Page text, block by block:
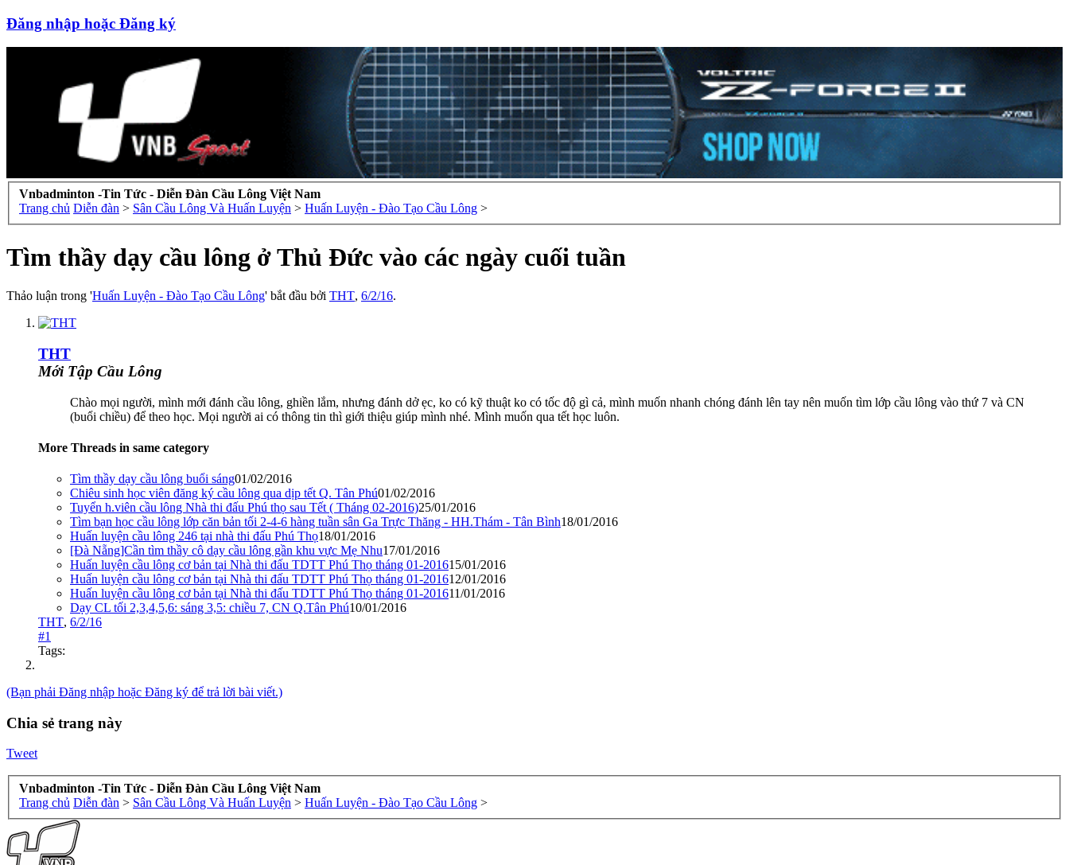
Đăng nhập hoặc Đăng ký
Vnbadminton -Tin Tức - Diễn Đàn Cầu Lông Việt Nam
Trang chủ Diễn đàn > Sân Cầu Lông Và Huấn Luyện > Huấn Luyện - Đào Tạo Cầu Lông >
Tìm thầy dạy cầu lông ở Thủ Đức vào các ngày cuối tuần
Thảo luận trong 'Huấn Luyện - Đào Tạo Cầu Lông' bắt đầu bởi THT, 6/2/16.
THT
Mới Tập Cầu Lông
Chào mọi người, mình mới đánh cầu lông, ghiền lắm, nhưng đánh dở ẹc, ko có kỹ thuật ko có tốc độ gì cả, mình muốn nhanh chóng đánh lên tay nên muốn tìm lớp cầu lông vào thứ 7 và CN
(buổi chiều) để theo học. Mọi người ai có thông tin thì giới thiệu giúp mình nhé. Mình muốn qua tết học luôn.
More Threads in same category
Tìm thầy dạy cầu lông buổi sáng01/02/2016
Chiêu sinh học viên đăng ký cầu lông qua dịp tết Q. Tân Phú01/02/2016
Tuyển h.viên cầu lông Nhà thi đấu Phú thọ sau Tết ( Tháng 02-2016)25/01/2016
Tìm bạn học cầu lông lớp căn bản tối 2-4-6 hàng tuần sân Ga Trực Thăng - HH.Thám - Tân Bình18/01/2016
Huấn luyện cầu lông 246 tại nhà thi đấu Phú Thọ18/01/2016
[Đà Nẵng]Cần tìm thầy cô dạy cầu lông gần khu vực Mẹ Nhu17/01/2016
Huấn luyện cầu lông cơ bản tại Nhà thi đấu TDTT Phú Thọ tháng 01-201615/01/2016
Huấn luyện cầu lông cơ bản tại Nhà thi đấu TDTT Phú Thọ tháng 01-201612/01/2016
Huấn luyện cầu lông cơ bản tại Nhà thi đấu TDTT Phú Thọ tháng 01-201611/01/2016
Dạy CL tối 2,3,4,5,6: sáng 3,5: chiều 7, CN Q.Tân Phú10/01/2016
THT, 6/2/16
#1
Tags:
(Bạn phải Đăng nhập hoặc Đăng ký để trả lời bài viết.)
Chia sẻ trang này
Tweet
Vnbadminton -Tin Tức - Diễn Đàn Cầu Lông Việt Nam
Trang chủ Diễn đàn > Sân Cầu Lông Và Huấn Luyện > Huấn Luyện - Đào Tạo Cầu Lông >